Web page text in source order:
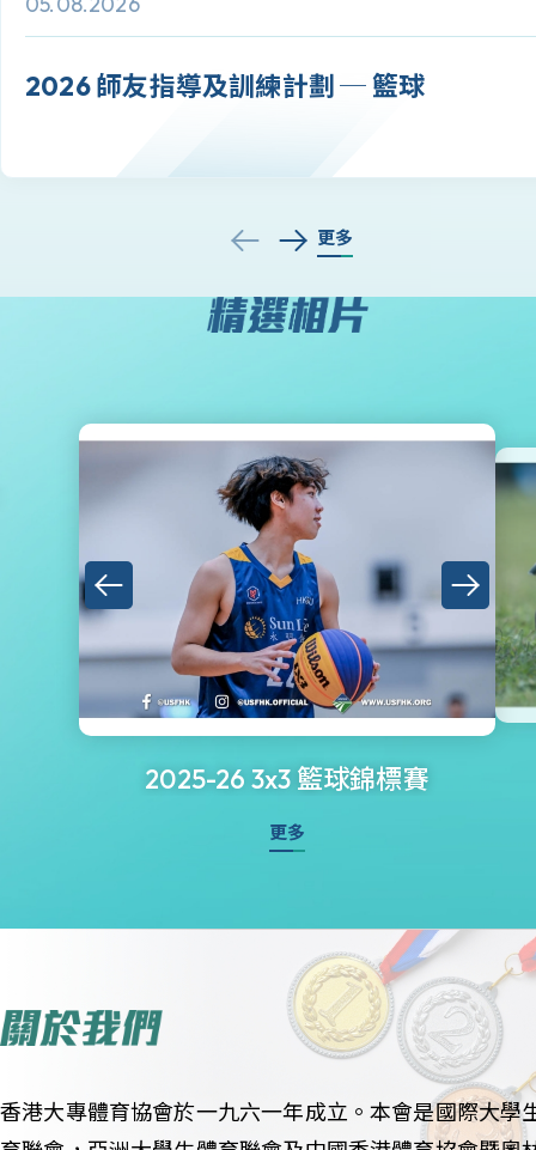
2026 師友指導及訓練計劃 ─ 籃球
更多
2025-26 3x3 籃球錦標賽
更多
香港大專體育協會於一九六一年成立。本會是國際大學